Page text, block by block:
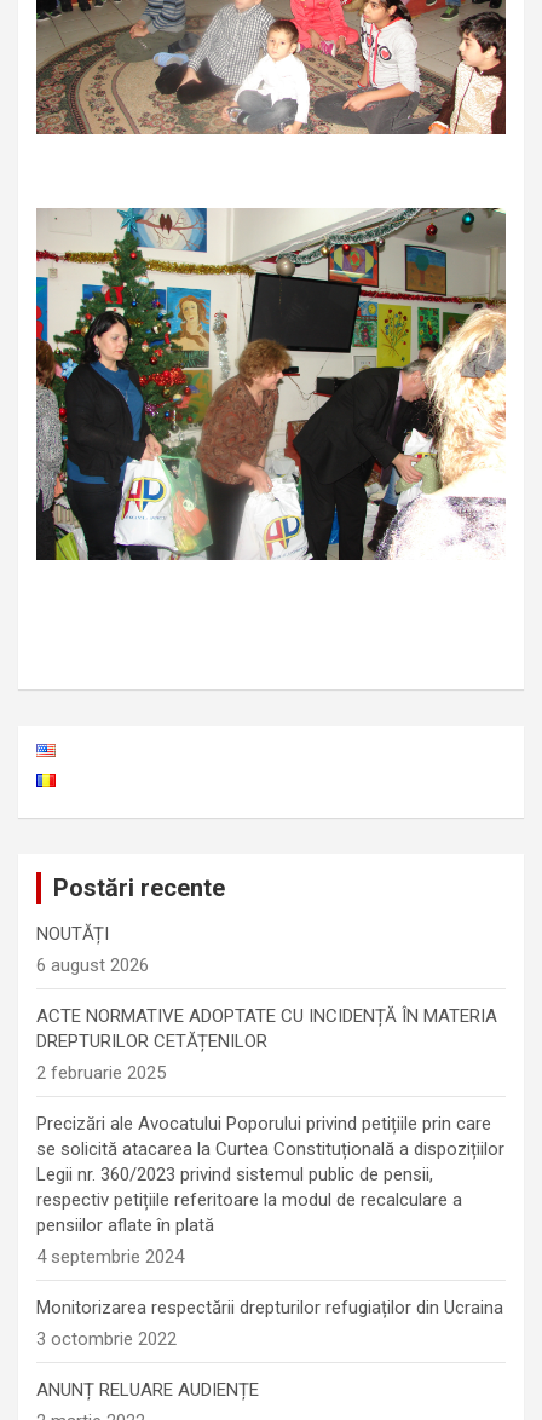
Postări recente
NOUTĂȚI
6 august 2026
ACTE NORMATIVE ADOPTATE CU INCIDENȚĂ ÎN MATERIA
DREPTURILOR CETĂȚENILOR
2 februarie 2025
Precizări ale Avocatului Poporului privind petițiile prin care
se solicită atacarea la Curtea Constituțională a dispozițiilor
Legii nr. 360/2023 privind sistemul public de pensii,
respectiv petițiile referitoare la modul de recalculare a
pensiilor aflate în plată
4 septembrie 2024
Monitorizarea respectării drepturilor refugiaților din Ucraina
3 octombrie 2022
ANUNȚ RELUARE AUDIENȚE